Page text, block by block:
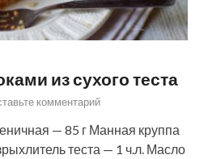
из сухого теста
комментарий
— 85 г Манная круппа
теста — 1 ч.л. Масло